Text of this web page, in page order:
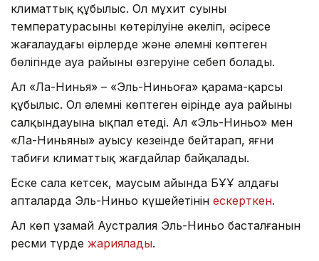
климаттық құбылыс. Ол мұхит суының
температурасының көтерілуіне әкеліп, әсіресе
жағалаудағы өңірлерде және әлемнің көптеген
бөлігінде ауа райының өзгеруіне себеп болады.
Ал «Ла-Нинья» – «Эль-Ниньоға» қарама-қарсы
құбылыс. Ол әлемнің көптеген өңірінде ауа райының
салқындауына ықпал етеді. Ал «Эль-Ниньо» мен
«Ла-Ниньяның» ауысу кезеңінде бейтарап, яғни
табиғи климаттық жағдайлар байқалады.
Еске сала кетсек, маусым айында БҰҰ алдағы
апталарда Эль-Ниньо күшейетінін ескерткен.
Ал көп ұзамай Аустралия Эль-Ниньо басталғанын
ресми түрде жариялады.